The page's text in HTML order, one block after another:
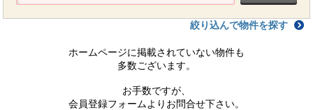
絞り込んで物件を探す
ホームページに掲載されていない物件も
多数ございます。
お手数ですが、
会員登録フォームよりお問合せ下さい。